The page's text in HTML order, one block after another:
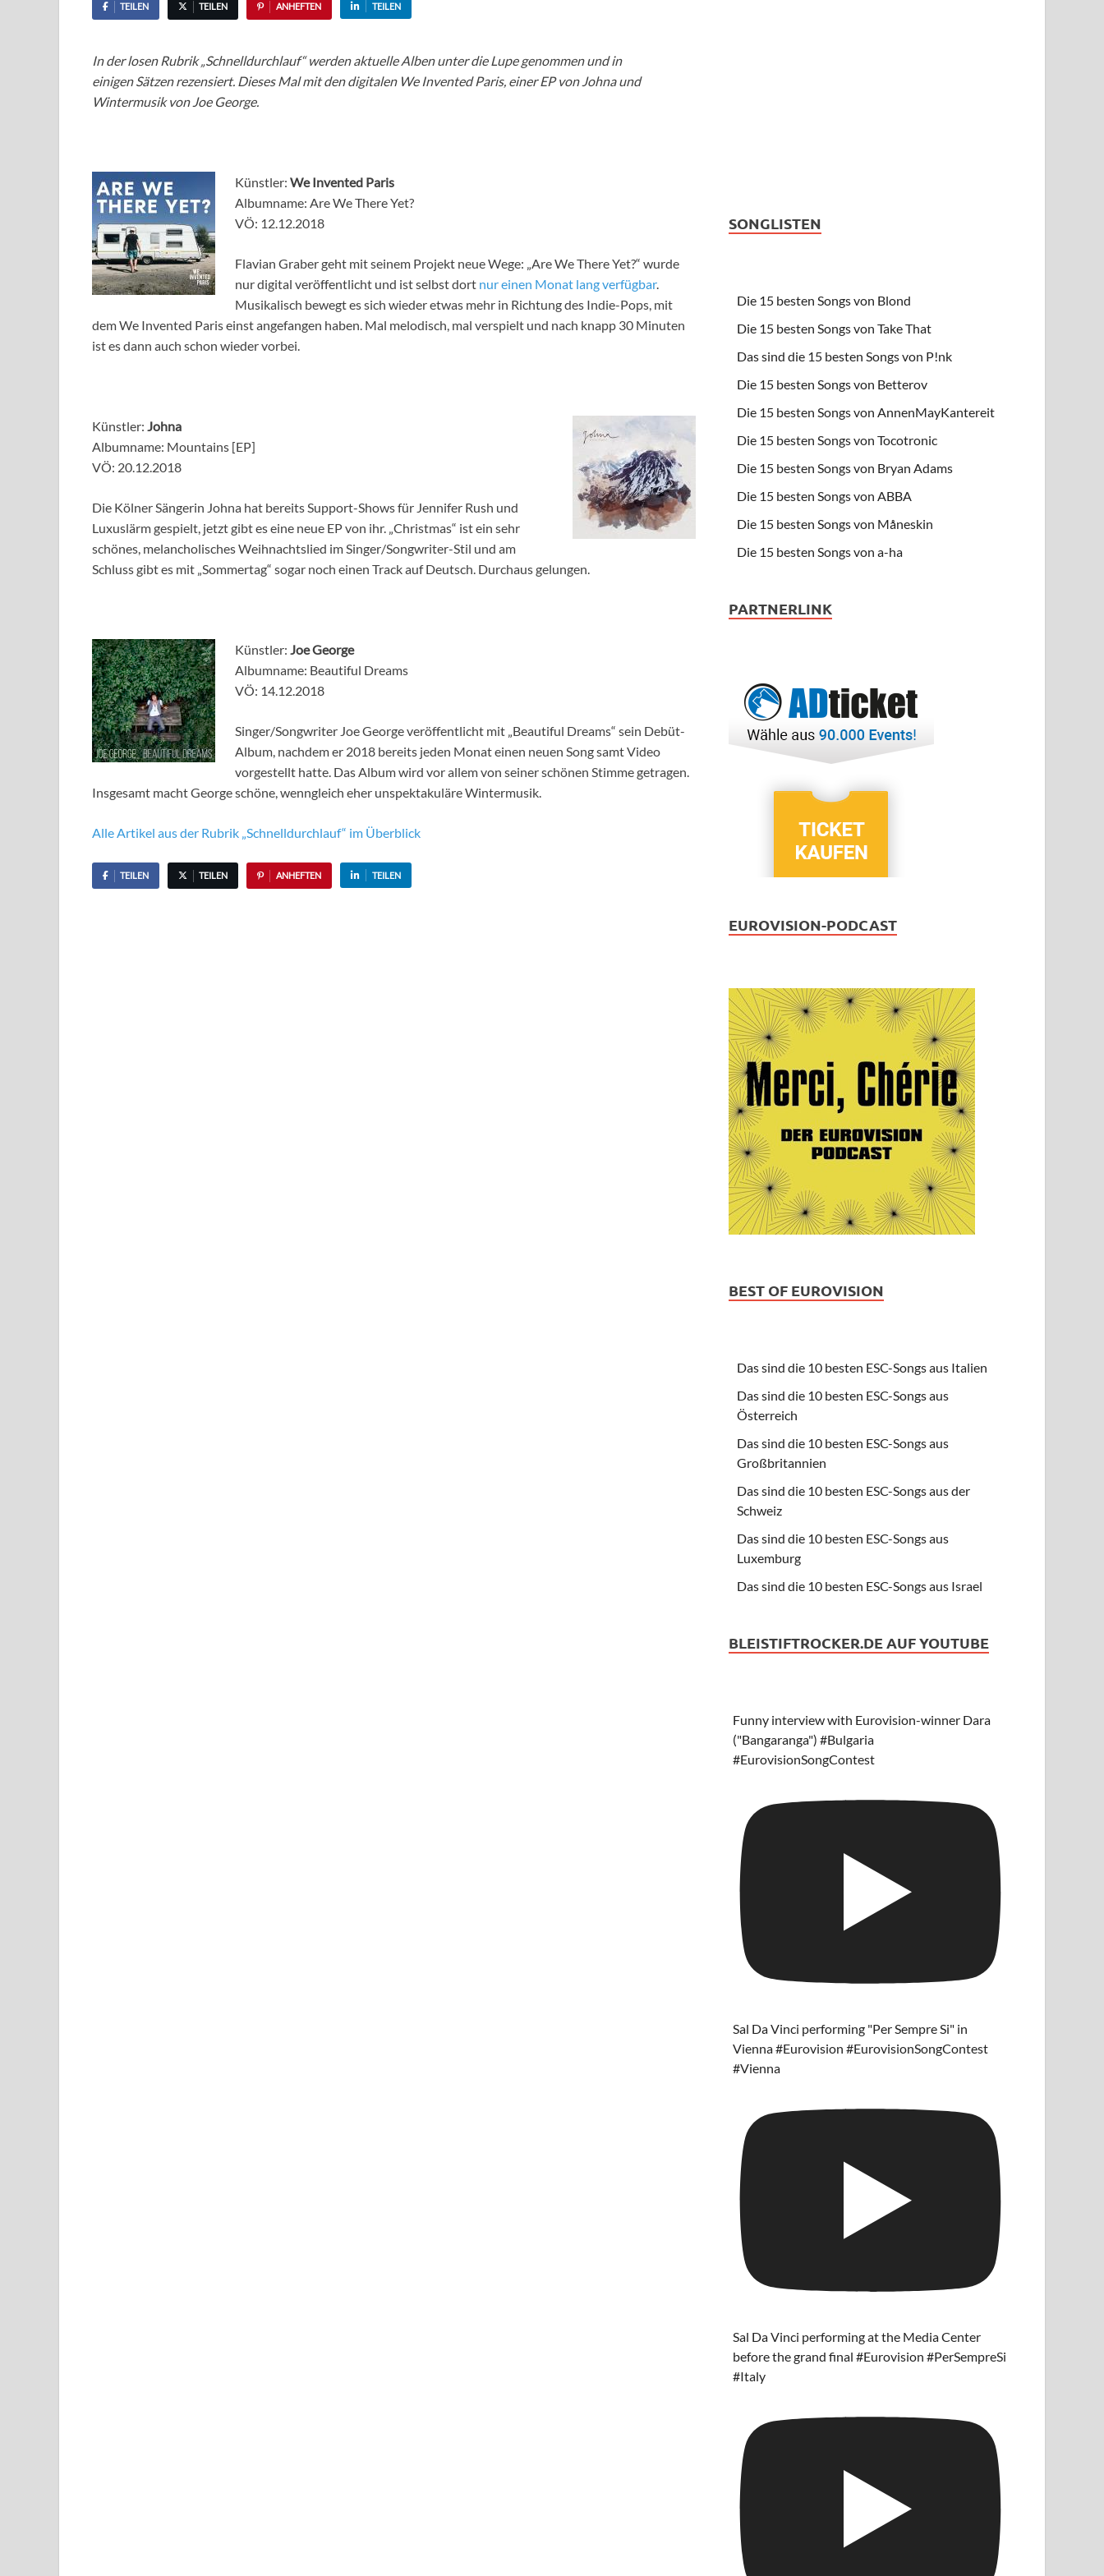
TEILEN TEILEN ANHEFTEN TEILEN
In der losen Rubrik „Schnelldurchlauf“ werden aktuelle Alben unter die Lupe genommen und in
einigen Sätzen rezensiert. Dieses Mal mit den digitalen We Invented Paris, einer EP von Johna und
Wintermusik von Joe George.
Künstler: We Invented Paris
Albumname: Are We There Yet?
VÖ: 12.12.2018
Flavian Graber geht mit seinem Projekt neue Wege: „Are We There Yet?“ wurde
nur digital veröffentlicht und ist selbst dort nur einen Monat lang verfügbar.
Musikalisch bewegt es sich wieder etwas mehr in Richtung des Indie-Pops, mit
dem We Invented Paris einst angefangen haben. Mal melodisch, mal verspielt und nach knapp 30 Minuten
ist es dann auch schon wieder vorbei.
Künstler: Johna
Albumname: Mountains [EP]
VÖ: 20.12.2018
Die Kölner Sängerin Johna hat bereits Support-Shows für Jennifer Rush und
Luxuslärm gespielt, jetzt gibt es eine neue EP von ihr. „Christmas“ ist ein sehr
schönes, melancholisches Weihnachtslied im Singer/Songwriter-Stil und am
Schluss gibt es mit „Sommertag“ sogar noch einen Track auf Deutsch. Durchaus gelungen.
Künstler: Joe George
Albumname: Beautiful Dreams
VÖ: 14.12.2018
Singer/Songwriter Joe George veröffentlicht mit „Beautiful Dreams“ sein Debüt-
Album, nachdem er 2018 bereits jeden Monat einen neuen Song samt Video
vorgestellt hatte. Das Album wird vor allem von seiner schönen Stimme getragen.
Insgesamt macht George schöne, wenngleich eher unspektakuläre Wintermusik.
Alle Artikel aus der Rubrik „Schnelldurchlauf“ im Überblick
TEILEN TEILEN ANHEFTEN TEILEN
SONGLISTEN
Die 15 besten Songs von Blond
Die 15 besten Songs von Take That
Das sind die 15 besten Songs von P!nk
Die 15 besten Songs von Betterov
Die 15 besten Songs von AnnenMayKantereit
Die 15 besten Songs von Tocotronic
Die 15 besten Songs von Bryan Adams
Die 15 besten Songs von ABBA
Die 15 besten Songs von Måneskin
Die 15 besten Songs von a-ha
PARTNERLINK
EUROVISION-PODCAST
BEST OF EUROVISION
Das sind die 10 besten ESC-Songs aus Italien
Das sind die 10 besten ESC-Songs aus
Österreich
Das sind die 10 besten ESC-Songs aus
Großbritannien
Das sind die 10 besten ESC-Songs aus der
Schweiz
Das sind die 10 besten ESC-Songs aus
Luxemburg
Das sind die 10 besten ESC-Songs aus Israel
BLEISTIFTROCKER.DE AUF YOUTUBE
Funny interview with Eurovision-winner Dara
("Bangaranga") #Bulgaria
#EurovisionSongContest
Sal Da Vinci performing "Per Sempre Si" in
Vienna #Eurovision #EurovisionSongContest
#Vienna
Sal Da Vinci performing at the Media Center
before the grand final #Eurovision #PerSempreSi
#Italy